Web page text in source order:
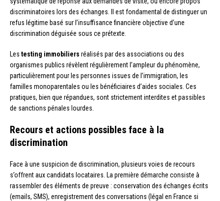
discriminatoires lors des échanges. Il est fondamental de distinguer un
refus légitime basé sur l’insuffisance financière objective d’une
discrimination déguisée sous ce prétexte.
Les testing immobiliers réalisés par des associations ou des
organismes publics révèlent régulièrement l’ampleur du phénomène,
particulièrement pour les personnes issues de l’immigration, les
familles monoparentales ou les bénéficiaires d’aides sociales. Ces
pratiques, bien que répandues, sont strictement interdites et passibles
de sanctions pénales lourdes.
Recours et actions possibles face à la
discrimination
Face à une suspicion de discrimination, plusieurs voies de recours
s’offrent aux candidats locataires. La première démarche consiste à
rassembler des éléments de preuve : conservation des échanges écrits
(emails, SMS), enregistrement des conversations (légal en France si